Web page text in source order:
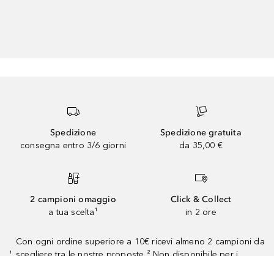
Spedizione
consegna entro 3/6 giorni
Spedizione gratuita
da 35,00 €
2 campioni omaggio
a tua scelta¹
Click & Collect
in 2 ore
Con ogni ordine superiore a 10€ ricevi almeno 2 campioni da